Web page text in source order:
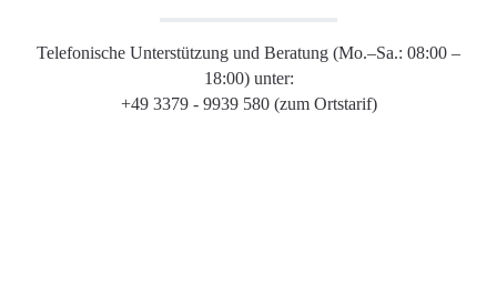
Telefonische Unterstützung und Beratung (Mo.–Sa.: 08:00 –
18:00) unter:
+49 3379 - 9939 580 (zum Ortstarif)